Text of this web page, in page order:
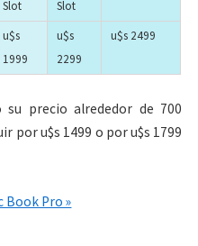
Slot
Slot
u$s
1999
u$s
2299
u$s 2499
su precio alrededor de 700
por u$s 1499 o por u$s 1799
Book Pro »